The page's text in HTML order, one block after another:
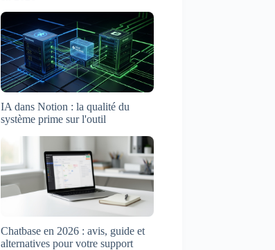
IA dans Notion : la qualité du
système prime sur l'outil
Chatbase en 2026 : avis, guide et
alternatives pour votre support